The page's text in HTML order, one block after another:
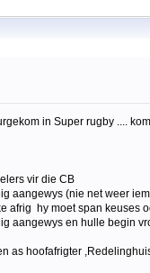
in Super rugby ....
vir die CB
aangewys (nie net weer
afrig hy moet span
aangewys en hulle begin
as hoofafrigter